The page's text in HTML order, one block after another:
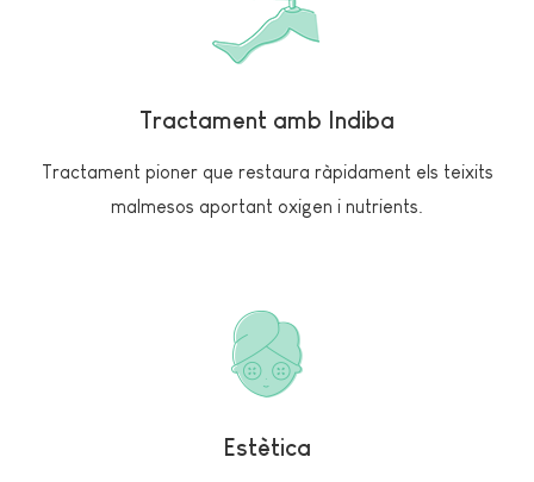
Tractament amb Indiba
Tractament pioner que restaura ràpidament els teixits
malmesos aportant oxigen i nutrients.
Estètica